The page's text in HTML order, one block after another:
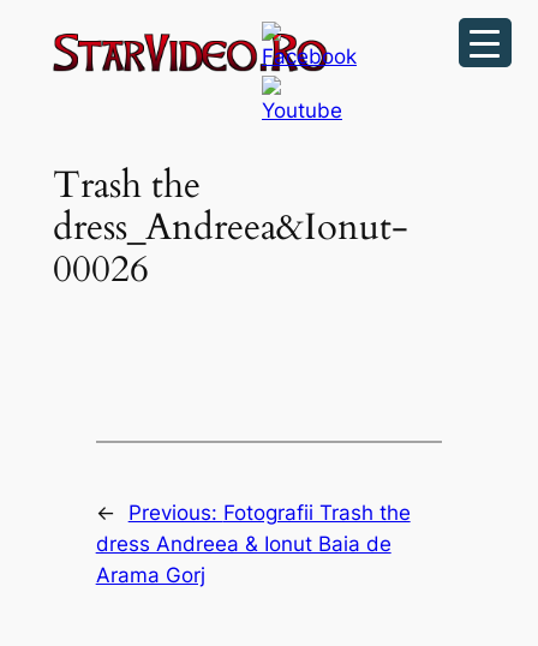
Trash the
dress_Andreea&Ionut-
00026
← Previous: Fotografii Trash the
dress Andreea & Ionut Baia de
Arama Gorj